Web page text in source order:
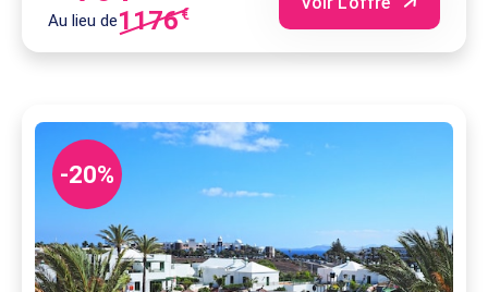
Au lieu de1176€
-20%